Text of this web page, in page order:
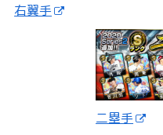
右翼手
二塁手